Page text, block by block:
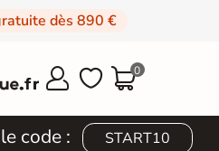
dès 890 €
  0
code : START10